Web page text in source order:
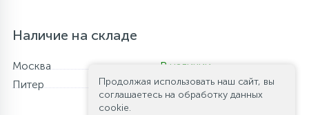
Наличие на складе
Москва
В наличии
Питер
В наличии
Продолжая использовать наш сайт, вы
соглашаетесь на обработку данных
cookie.